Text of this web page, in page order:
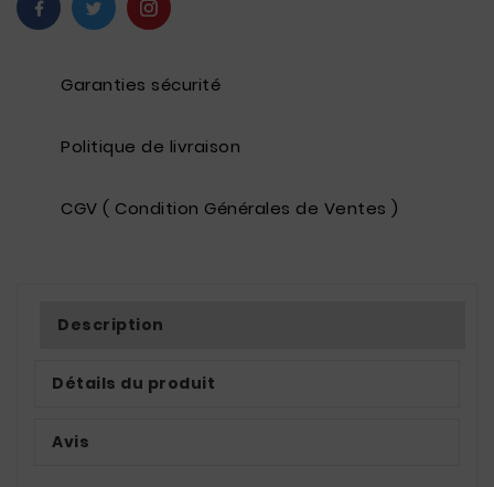
Garanties sécurité
Politique de livraison
CGV ( Condition Générales de Ventes )
Description
Détails du produit
Avis